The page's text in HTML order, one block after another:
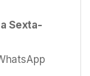
Sexta-